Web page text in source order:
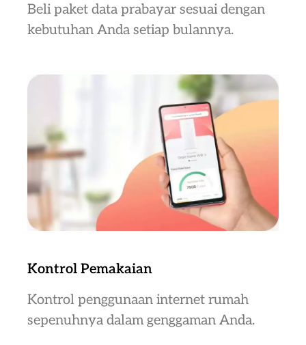
Beli paket data prabayar sesuai dengan
kebutuhan Anda setiap bulannya.
Kontrol Pemakaian
Kontrol penggunaan internet rumah
sepenuhnya dalam genggaman Anda.